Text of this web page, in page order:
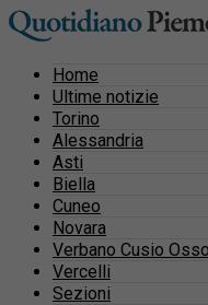
Home
Ultime notizie
Torino
Alessandria
Asti
Biella
Cuneo
Novara
Verbano Cusio
Vercelli
Sezioni